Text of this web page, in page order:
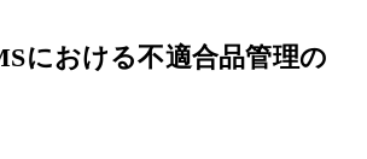
における不適合品管理の